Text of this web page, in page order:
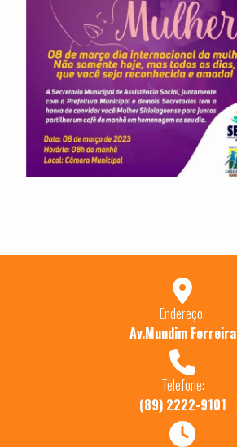
Endereço:
Av.Mundim Ferreira
Telefone:
(89) 2222-9101